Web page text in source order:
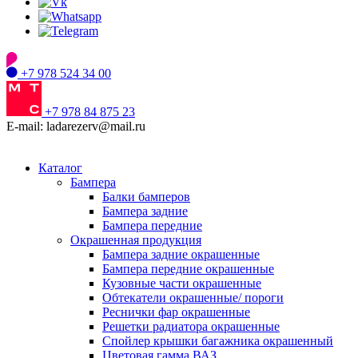
+7 978 524 34 00
+7 978 84 875 23
E-mail: ladarezerv@mail.ru
Каталог
Бампера
Балки бамперов
Бампера задние
Бампера передние
Окрашенная продукция
Бампера задние окрашенные
Бампера передние окрашенные
Кузовные части окрашенные
Обтекатели окрашенные/ пороги
Реснички фар окрашенные
Решетки радиатора окрашенные
Спойлер крышки багажника окрашенный
Цветовая гамма ВАЗ